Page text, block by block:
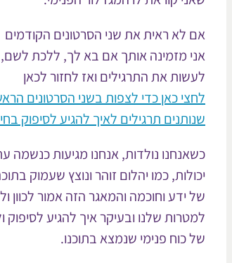
אם לא ראית את שני הסרטונים הקודמים
אני מזמינה אותך אם בא לך, ללכת לשם,
לעשות את התרגילים ואז לחזור לכאן
לחצי כאן כדי לצפות בשני הסרטונים
שנותנים תרגילים לאיך להגיע לסיפוק
כשאנחנו נולדות, אנחנו מגיעות כנשמה
יכולות, כמו יהלום זוהר ונוצץ שעמוק
של ידע וחוכמה והמאגר הזה אמור לכוון
למטרות שלנו ובעיקר איך להגיע
של כוח פנימי שנמצא בתוכנו.